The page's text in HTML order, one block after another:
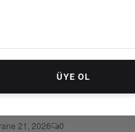
21, 2026 0
ÜYE OL